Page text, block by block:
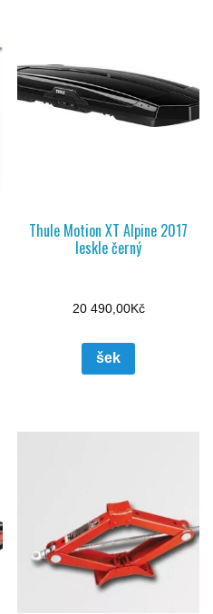
Thule Motion XT Alpine 2017
leskle černý
20 490,00Kč
šek